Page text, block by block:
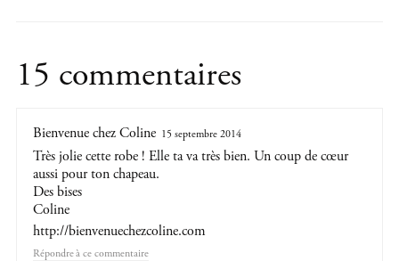
15 commentaires
Bienvenue chez Coline 15 septembre 2014
Très jolie cette robe ! Elle ta va très bien. Un coup de cœur
aussi pour ton chapeau.
Des bises
Coline
http://bienvenuechezcoline.com
Répondre